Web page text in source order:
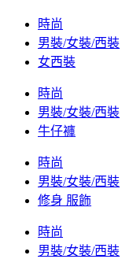
時尚
男裝/女裝/西裝
女西裝
時尚
男裝/女裝/西裝
牛仔褲
時尚
男裝/女裝/西裝
修身 服飾
時尚
男裝/女裝/西裝